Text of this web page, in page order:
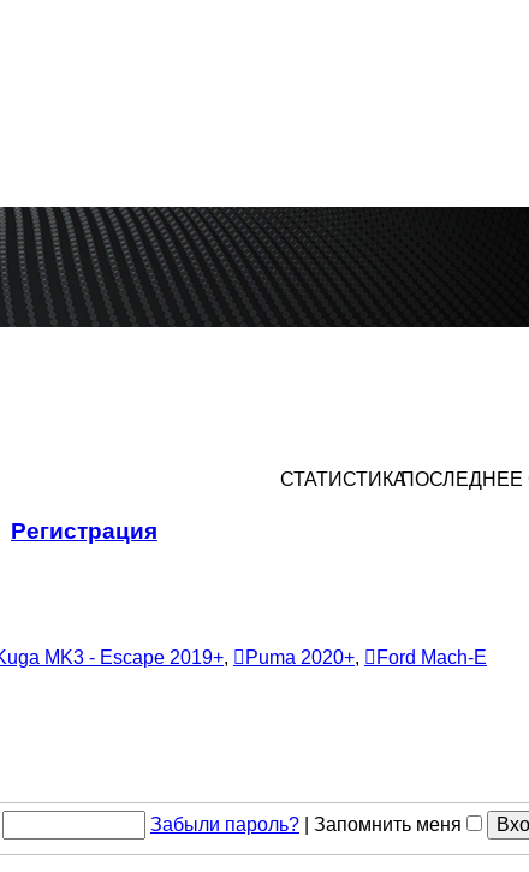
СТАТИСТИКА
MK3 - Escape 2019+, Puma 2020+, Ford Mach-E
Регистрация
Забыли пароль? Запомнить меня